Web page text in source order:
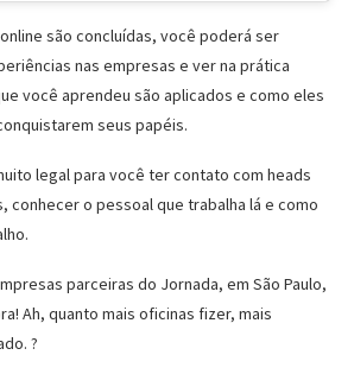
são concluídas, você poderá ser
nas empresas e ver na prática
você aprendeu são aplicados e como eles
seus papéis.
legal para você ter contato com heads
conhecer o pessoal que trabalha lá e como
parceiras do Jornada, em São Paulo,
Ah, quanto mais oficinas fizer, mais
?